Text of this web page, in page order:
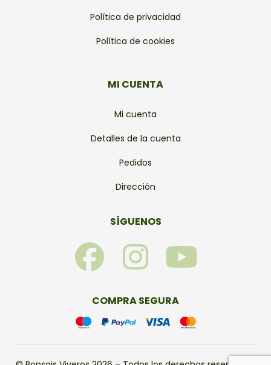
Política de privacidad
Política de cookies
MI CUENTA
Mi cuenta
Detalles de la cuenta
Pedidos
Dirección
SÍGUENOS
F
a
c
e
I
n
s
t
Y
u
t
COMPRA SEGURA